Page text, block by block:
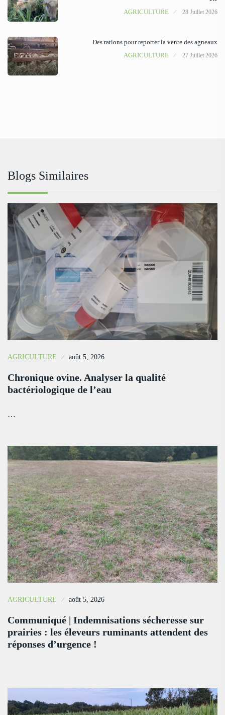
AGRICULTURE
28 Juillet 2026
Des rations pour reporter la vente des agneaux
AGRICULTURE
27 Juillet 2026
Blogs Similaires
AGRICULTURE août 5, 2026
Chronique ovine. Analyser la qualité
bactériologique de l’eau
…
AGRICULTURE août 5, 2026
Communiqué | Indemnisations sécheresse sur
prairies : les éleveurs ruminants attendent des
réponses d’urgence !